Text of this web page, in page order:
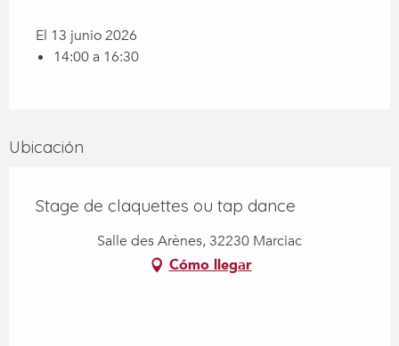
El 13 junio 2026
14:00 a 16:30
Ubicación
Stage de claquettes ou tap dance
Salle des Arènes, 32230 Marciac
Cómo llegar